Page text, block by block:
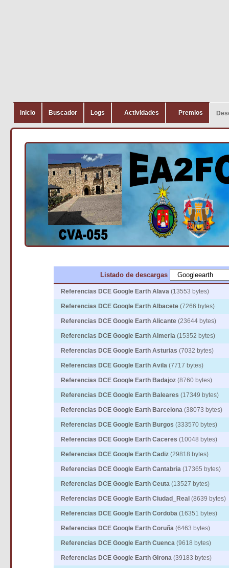
inicio Buscador Logs Actividades Premios
Listado de descargas
Referencias DCE Google Earth Alava(13553 bytes)
Referencias DCE Google Earth Albacete(7266 bytes)
Referencias DCE Google Earth Alicante(23644 bytes)
Referencias DCE Google Earth Almeria(15352 bytes)
Referencias DCE Google Earth Asturias (7032 bytes)
Referencias DCE Google Earth Avila(7717 bytes)
Referencias DCE Google Earth Badajoz(8760 bytes)
Referencias DCE Google Earth Baleares (17349 bytes)
Referencias DCE Google Earth Barcelona(38073 bytes)
Referencias DCE Google Earth Burgos (333570 bytes)
Referencias DCE Google Earth Caceres (10048 bytes)
Referencias DCE Google Earth Cadiz(29818 bytes)
Referencias DCE Google Earth Cantabria(17365 bytes)
Referencias DCE Google Earth Ceuta(13527 bytes)
Referencias DCE Google Earth Ciudad_Real (8639 bytes)
Referencias DCE Google Earth Cordoba(16351 bytes)
Referencias DCE Google Earth Coruña(6463 bytes)
Referencias DCE Google Earth Cuenca(9618 bytes)
Referencias DCE Google Earth Girona(39183 bytes)